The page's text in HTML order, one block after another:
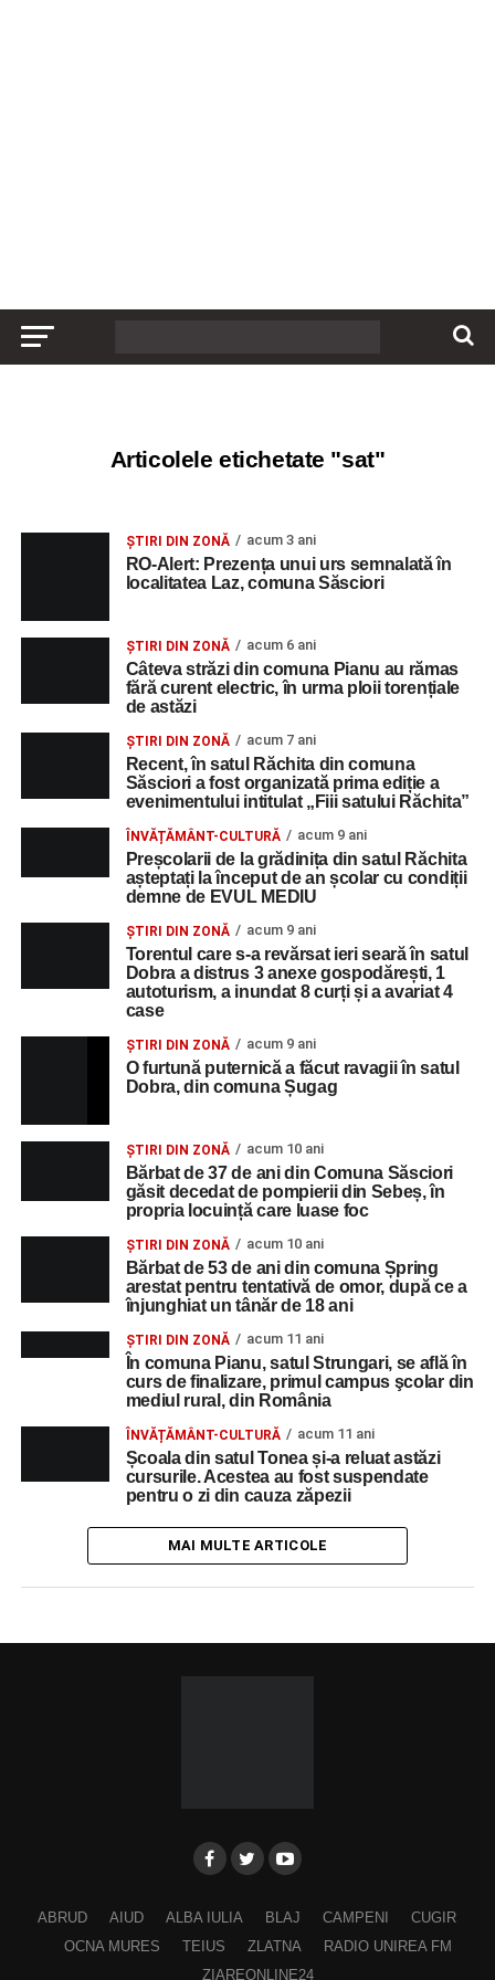
Articolele etichetate "sat"
ȘTIRI DIN ZONĂ acum 3 ani
RO-Alert: Prezența unui urs semnalată în
localitatea Laz, comuna Săsciori
ȘTIRI DIN ZONĂ acum 6 ani
Câteva străzi din comuna Pianu au rămas
fără curent electric, în urma ploii torențiale
de astăzi
ȘTIRI DIN ZONĂ acum 7 ani
Recent, în satul Răchita din comuna
Săsciori a fost organizată prima ediție a
evenimentului intitulat „Fiii satului Răchita”
ÎNVĂȚĂMÂNT-CULTURĂ acum 9 ani
Preșcolarii de la grădinița din satul Răchita
așteptați la început de an școlar cu condiții
demne de EVUL MEDIU
ȘTIRI DIN ZONĂ acum 9 ani
Torentul care s-a revărsat ieri seară în satul
Dobra a distrus 3 anexe gospodărești, 1
autoturism, a inundat 8 curți și a avariat 4
case
ȘTIRI DIN ZONĂ acum 9 ani
O furtună puternică a făcut ravagii în satul
Dobra, din comuna Șugag
ȘTIRI DIN ZONĂ acum 10 ani
Bărbat de 37 de ani din Comuna Săsciori
găsit decedat de pompierii din Sebeș, în
propria locuință care luase foc
ȘTIRI DIN ZONĂ acum 10 ani
Bărbat de 53 de ani din comuna Șpring
arestat pentru tentativă de omor, după ce a
înjunghiat un tânăr de 18 ani
ȘTIRI DIN ZONĂ acum 11 ani
În comuna Pianu, satul Strungari, se află în
curs de finalizare, primul campus şcolar din
mediul rural, din România
ÎNVĂȚĂMÂNT-CULTURĂ acum 11 ani
Școala din satul Tonea și-a reluat astăzi
cursurile. Acestea au fost suspendate
pentru o zi din cauza zăpezii
MAI MULTE ARTICOLE
ABRUD AIUD ALBA IULIA BLAJ CAMPENI
CUGIR
OCNA MURES
TEIUS ZLATNA
RADIO UNIREA FM
ZIAREONLINE24